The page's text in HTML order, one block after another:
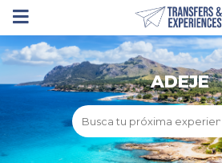
ADEJE